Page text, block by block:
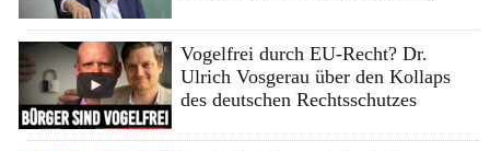
Vogelfrei durch EU-Recht? Dr.
Ulrich Vosgerau über den Kollaps
des deutschen Rechtsschutzes